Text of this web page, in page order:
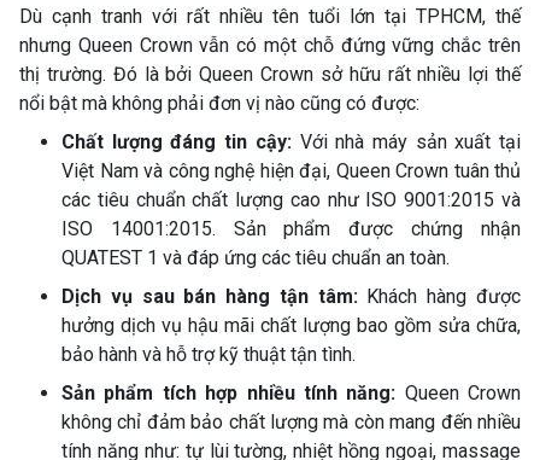
Dù cạnh tranh với rất nhiều tên tuổi lớn tại TPHCM, thế
nhưng Queen Crown vẫn có một chỗ đứng vững chắc trên
thị trường. Đó là bởi Queen Crown sở hữu rất nhiều lợi thế
nổi bật mà không phải đơn vị nào cũng có được:
Chất lượng đáng tin cậy:Với nhà máy sản xuất tại
Việt Nam và công nghệ hiện đại, Queen Crown tuân thủ
các tiêu chuẩn chất lượng cao như ISO 9001:2015 và
ISO 14001:2015. Sản phẩm được chứng nhận
QUATEST 1 và đáp ứng các tiêu chuẩn an toàn.
Dịch vụ sau bán hàng tận tâm:Khách hàng được
hưởng dịch vụ hậu mãi chất lượng bao gồm sửa chữa,
bảo hành và hỗ trợ kỹ thuật tận tình.
Sản phẩm tích hợp nhiều tính năng: Queen Crown
không chỉ đảm bảo chất lượng mà còn mang đến nhiều
tính năng như: tự lùi tường, nhiệt hồng ngoại, massage